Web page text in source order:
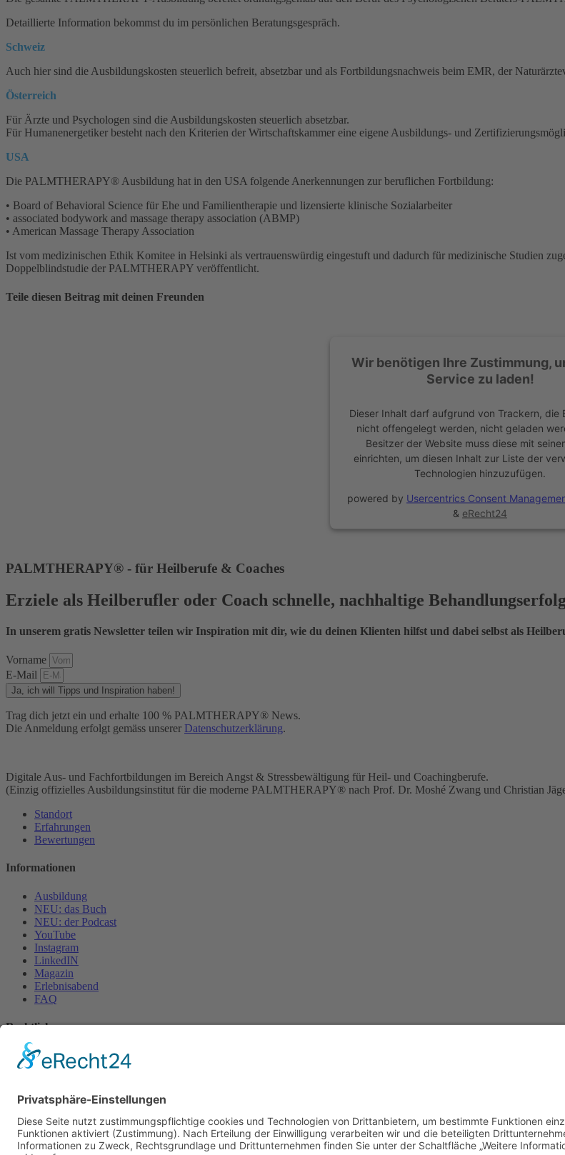
Detaillierte Information bekommst du im persönlichen Beratungsgespräch.
Schweiz
Auch hier sind die Ausbildungskosten steuerlich befreit, absetzbar und als Fortbildungsnachweis beim EMR, der
Österreich
Für Ärzte und Psychologen sind die Ausbildungskosten steuerlich absetzbar.
Für Humanenergetiker besteht nach den Kriterien der Wirtschaftskammer eine eigene Ausbildungs- und
USA
Die PALMTHERAPY® Ausbildung hat in den USA folgende Anerkennungen zur beruflichen Fortbildung:
• Board of Behavioral Science für Ehe und Familientherapie und lizensierte klinische Sozialarbeiter
• associated bodywork and massage therapy association (ABMP)
• American Massage Therapy Association
Ist vom medizinischen Ethik Komitee in Helsinki als vertrauenswürdig eingestuft und dadurch für medizinische Studien
Doppelblindstudie der PALMTHERAPY veröffentlicht.
Teile diesen Beitrag mit deinen Freunden
Wir benötigen Ihre Zustimmung,
Service zu laden!
Dieser Inhalt darf aufgrund von Trackern, die
nicht offengelegt werden, nicht geladen
Besitzer der Website muss diese mit
einrichten, um diesen Inhalt zur Liste der
Technologien hinzuzufügen.
powered by Usercentrics Consent
& eRecht24
PALMTHERAPY® - für Heilberufe & Coaches
Erziele als Heilberufler oder Coach schnelle, nachhaltige
In unserem gratis Newsletter teilen wir Inspiration mit dir, wie du deinen Klienten hilfst und dabei selbst als
Vorname
E-Mail
Ja, ich will Tipps und Inspiration haben!
Trag dich jetzt ein und erhalte 100 % PALMTHERAPY® News.
Die Anmeldung erfolgt gemäss unserer Datenschutzerklärung.
Digitale Aus- und Fachfortbildungen im Bereich Angst & Stressbewältigung für Heil- und Coachingberufe.
(Einzig offizielles Ausbildungsinstitut für die moderne PALMTHERAPY® nach Prof. Dr. Moshé Zwang und Christian
Standort
Erfahrungen
Bewertungen
Informationen
Ausbildung
NEU: das Buch
NEU: der Podcast
YouTube
Instagram
LinkedIN
Magazin
Erlebnisabend
FAQ
Rechtliches
Datenschutzerklärung
Impressum
Cookie-Einstellungen
Für 0 EUR